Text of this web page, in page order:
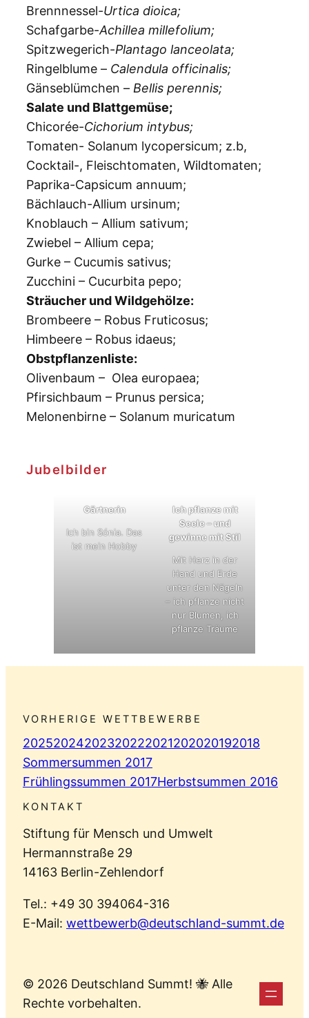
Brennnessel-Urtica dioica;
Schafgarbe-Achillea millefolium;
Spitzwegerich-Plantago lanceolata;
Ringelblume – Calendula officinalis;
Gänseblümchen – Bellis perennis;
Salate und Blattgemüse;
Chicorée-Cichorium intybus;
Tomaten- Solanum lycopersicum; z.b,
Cocktail-, Fleischtomaten, Wildtomaten;
Paprika-Capsicum annuum;
Bächlauch-Allium ursinum;
Knoblauch – Allium sativum;
Zwiebel – Allium cepa;
Gurke – Cucumis sativus;
Zucchini – Cucurbita pepo;
Sträucher und Wildgehölze:
Brombeere – Robus Fruticosus;
Himbeere – Robus idaeus;
Obstpflanzenliste:
Olivenbaum – Olea europaea;
Pfirsichbaum – Prunus persica;
Melonenbirne – Solanum muricatum
Jubelbilder
Gärtnerin
Ich bin Sónia. Das
ist mein Hobby
Ich pflanze mit
Seele – und
gewinne mit Stil
Mit Herz in der
Hand und Erde
unter den Nägeln
– ich pflanze nicht
nur Blumen, ich
pflanze Träume
VORHERIGE WETTBEWERBE
20252024202320222021202020192018
Sommersummen 2017
Frühlingssummen 2017Herbstsummen 2016
KONTAKT
Stiftung für Mensch und Umwelt
Hermannstraße 29
14163 Berlin-Zehlendorf
Tel.: +49 30 394064-316
E-Mail: wettbewerb@deutschland-summt.de
© 2026 Deutschland Summt! 🐝 Alle
Rechte vorbehalten.